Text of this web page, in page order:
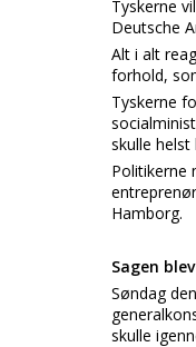
Tyskerne
Deutsche
Alt i alt
forhold,
Tyskerne
skulle
Politikerne
Hamborg.
Sagen
Søndag
skulle